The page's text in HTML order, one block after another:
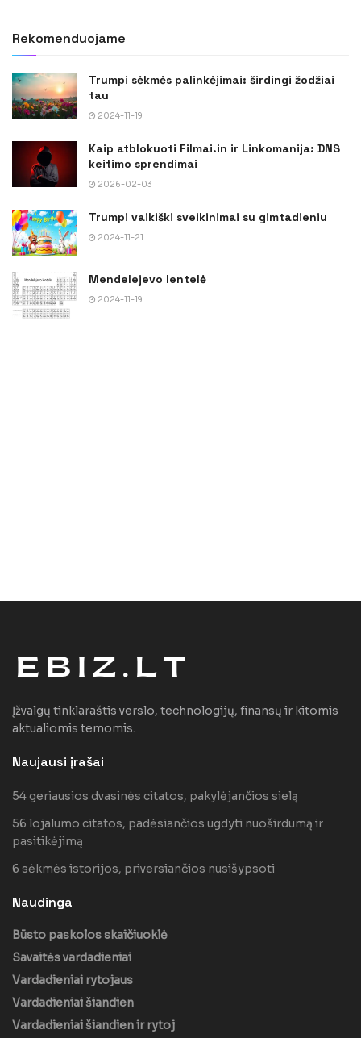
Rekomenduojame
Trumpi sėkmės palinkėjimai: širdingi žodžiai
tau
2024-11-19
Kaip atblokuoti Filmai.in ir Linkomanija: DNS
keitimo sprendimai
2026-02-03
Trumpi vaikiški sveikinimai su gimtadieniu
2024-11-21
Mendelejevo lentelė
2024-11-19
Įžvalgų tinklaraštis verslo, technologijų, finansų ir kitomis
aktualiomis temomis.
Naujausi įrašai
54 geriausios dvasinės citatos, pakylėjančios sielą
56 lojalumo citatos, padėsiančios ugdyti nuoširdumą ir
pasitikėjimą
6 sėkmės istorijos, priversiančios nusišypsoti
Naudinga
Būsto paskolos skaičiuoklė
Savaitės vardadieniai
Vardadieniai rytojaus
Vardadieniai šiandien
Vardadieniai šiandien ir rytoj